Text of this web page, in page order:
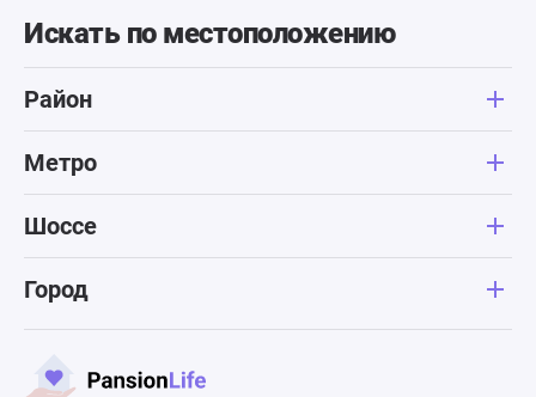
Искать по местоположению
Район
Метро
Шоссе
Город